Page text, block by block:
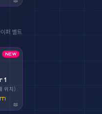
퍼 벨트
NEW
1
위치)